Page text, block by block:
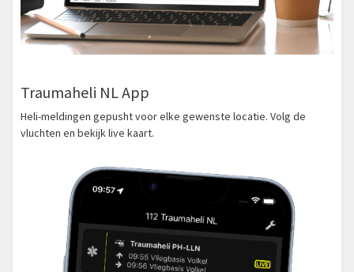
Traumaheli NL App
Heli-meldingen gepusht voor elke gewenste locatie. Volg de
vluchten en bekijk live kaart.